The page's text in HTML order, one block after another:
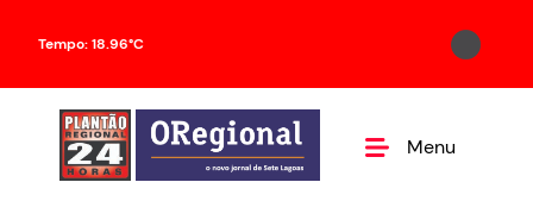
Tempo: 18.96°C
Menu